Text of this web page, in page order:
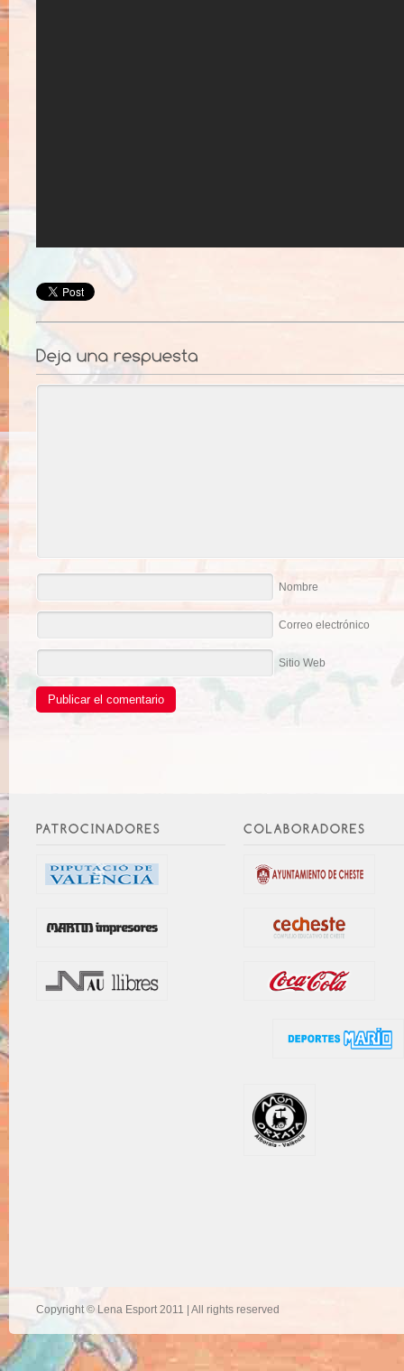
Nombre
Correo electrónico
Sitio Web
Copyright © Lena Esport 2011 | All rights reserved